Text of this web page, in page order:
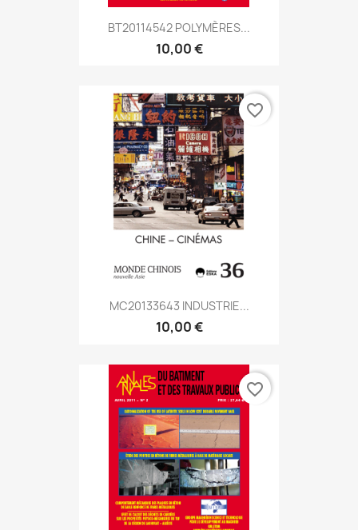
BT20114542 POLYMÈRES...
10,00 €
MC20133643 INDUSTRIE...
10,00 €
favorite_border
favorite_border